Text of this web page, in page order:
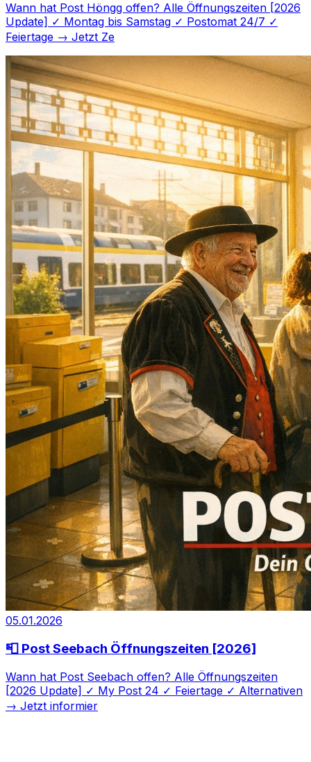
Wann hat Post Höngg offen? Alle Öffnungszeiten [2026
Update] ✓ Montag bis Samstag ✓ Postomat 24/7 ✓
Feiertage → Jetzt Ze
05.01.2026
📮 Post Seebach Öffnungszeiten [2026]
Wann hat Post Seebach offen? Alle Öffnungszeiten
[2026 Update] ✓ My Post 24 ✓ Feiertage ✓ Alternativen
→ Jetzt informier